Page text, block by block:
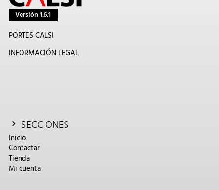
Versión 1.6.1
PORTES CALSI
INFORMACIÓN LEGAL
SECCIONES
Inicio
Contactar
Tienda
Mi cuenta